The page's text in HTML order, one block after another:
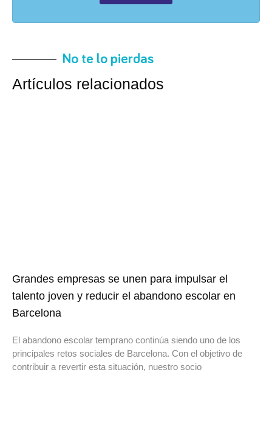
No te lo pierdas
Artículos relacionados
Grandes empresas se unen para impulsar el
talento joven y reducir el abandono escolar en
Barcelona
El abandono escolar temprano continúa siendo uno de los
principales retos sociales de Barcelona. Con el objetivo de
contribuir a revertir esta situación, nuestro socio